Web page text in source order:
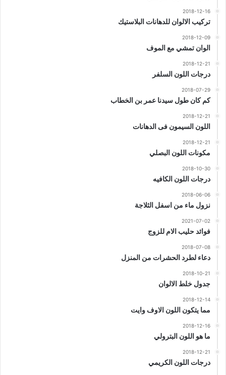
2018-12-16
تركيب الالوان للدهانات البلاستيك
2018-12-09
الوان تمشي مع الموف
2018-12-21
درجات اللون السلفر
2018-07-29
كم كان طول سيدنا عمر بن الخطاب
2018-12-21
اللون السيمون فى الدهانات
2018-12-21
مكونات اللون البصلي
2018-10-30
درجات اللون الكافيه
2018-06-06
نزول ماء من اسفل الثلاجة
2021-07-02
فوائد حليب الام للزوج
2018-07-08
دعاء لطرد الحشرات من المنزل
2018-10-21
جدول خلط الالوان
2018-12-14
مما يتكون اللون الاوف وايت
2018-12-16
ما هو اللون البترولي
2018-12-21
درجات اللون الكريمي